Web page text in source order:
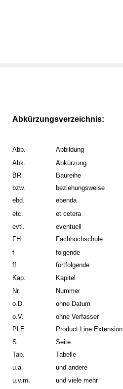
Abkürzungsverzeichnis:
Abb.
Abbildung
Abk.
Abkürzung
BR
Baureihe
bzw.
beziehungsweise
ebd.
ebenda
etc.
et cetera
evtl.
eventuell
FH
Fachhochschule
f
folgende
ff
fortfolgende
Kap.
Kapitel
Nr.
Nummer
o.D.
ohne Datum
o.V.
ohne Verfasser
PLE
Product Line Extension
S.
Seite
Tab.
Tabelle
u.a.
und andere
u.v.m.
und viele mehr